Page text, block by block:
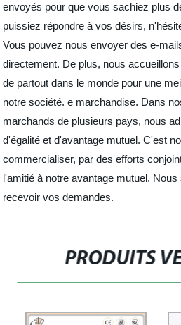
envoyés pour que vous sachiez plus
puissiez répondre à vos désirs,
Vous pouvez nous envoyer des e-
directement. De plus, nous
de partout dans le monde pour une
notre société. e marchandise. Dans
marchands de plusieurs pays, nous
d'égalité et d'avantage mutuel. C'est
commercialiser, par des efforts
l'amitié à notre avantage mutuel.
recevoir vos demandes.
PRODUITS